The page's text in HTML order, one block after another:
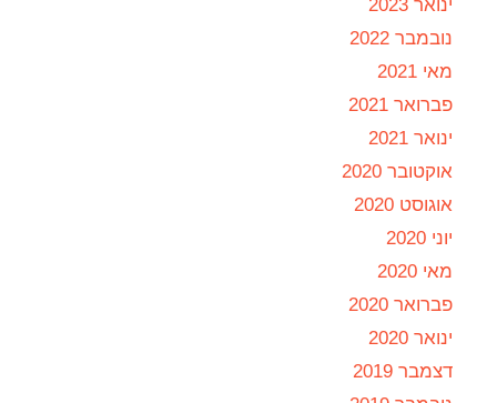
ינואר 2023
נובמבר 2022
מאי 2021
פברואר 2021
ינואר 2021
אוקטובר 2020
אוגוסט 2020
יוני 2020
מאי 2020
פברואר 2020
ינואר 2020
דצמבר 2019